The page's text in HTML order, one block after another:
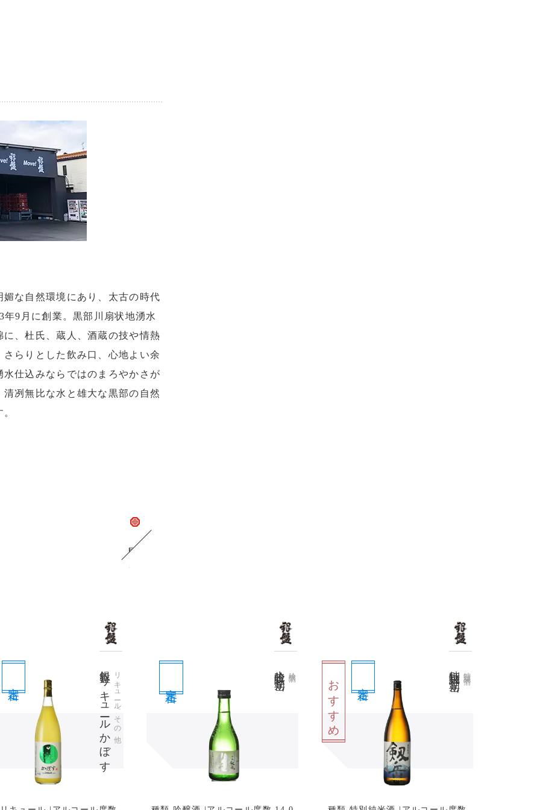
な自然環境にあり、太古の時代
9月に創業。黒部川扇状地湧水
、杜氏、蔵人、酒蔵の技や情熱
らりとした飲み口、心地よい余
仕込みならではのまろやかさが
冽無比な水と雄大な黒部の自然
関連商品
リキュール/その他
銀盤 リキュールかぼす おすすめ